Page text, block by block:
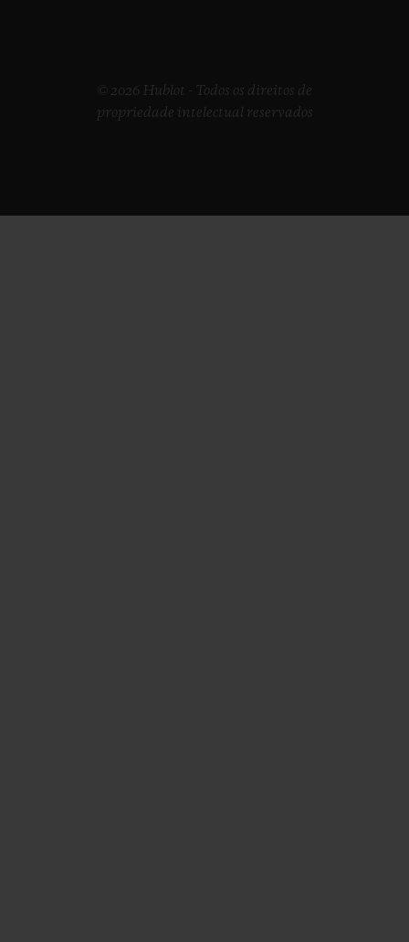
© 2026 Hublot - Todos os direitos de
propriedade intelectual reservados